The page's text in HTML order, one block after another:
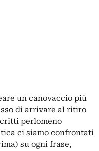
un canovaccio più
di arrivare al ritiro
perlomeno
ci siamo confrontati
su ogni frase,